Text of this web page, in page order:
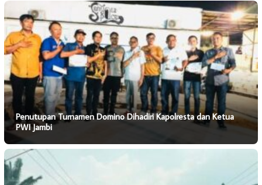
Penutupan Turnamen Domino Dihadiri Kapolresta dan Ketua
PWI Jambi